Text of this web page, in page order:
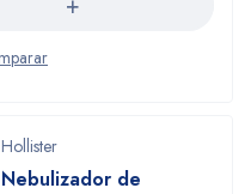
Hollister
Nebulizador de